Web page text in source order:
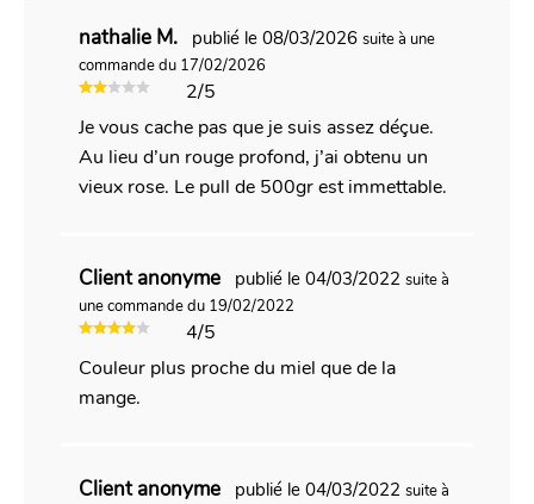
nathalie M. publié le 08/03/2026 suite à une
commande du 17/02/2026
2/5
Je vous cache pas que je suis assez déçue.
Au lieu d’un rouge profond, j’ai obtenu un
vieux rose. Le pull de 500gr est immettable.
Client anonyme publié le 04/03/2022 suite à
une commande du 19/02/2022
4/5
Couleur plus proche du miel que de la
mange.
Client anonyme publié le 04/03/2022 suite à